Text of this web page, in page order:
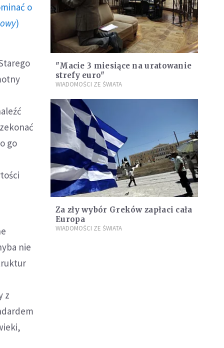
o
)
go
nie
z
"Macie 3 miesiące na uratowanie
strefy euro"
WIADOMOŚCI ZE ŚWIATA
Za zły wybór Greków zapłaci cała
Europa
WIADOMOŚCI ZE ŚWIATA